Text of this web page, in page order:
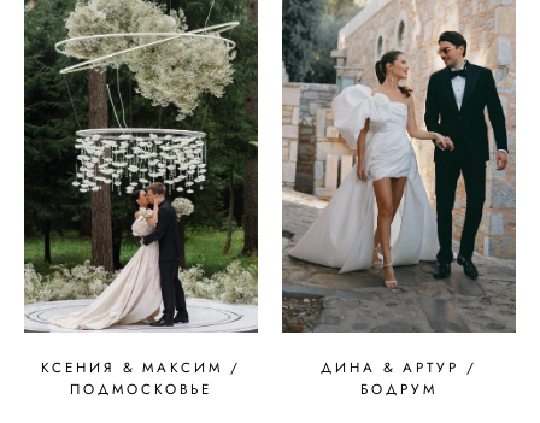
КСЕНИЯ & МАКСИМ /
ПОДМОСКОВЬЕ
ДИНА & АРТУР /
БОДРУМ